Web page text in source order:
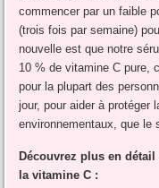
commencer par un faible
(trois fois par semaine)
nouvelle est que notre
10 % de vitamine C pure,
pour la plupart des
jour, pour aider à protéger
environnementaux, que le
Découvrez plus en
la vitamine C :